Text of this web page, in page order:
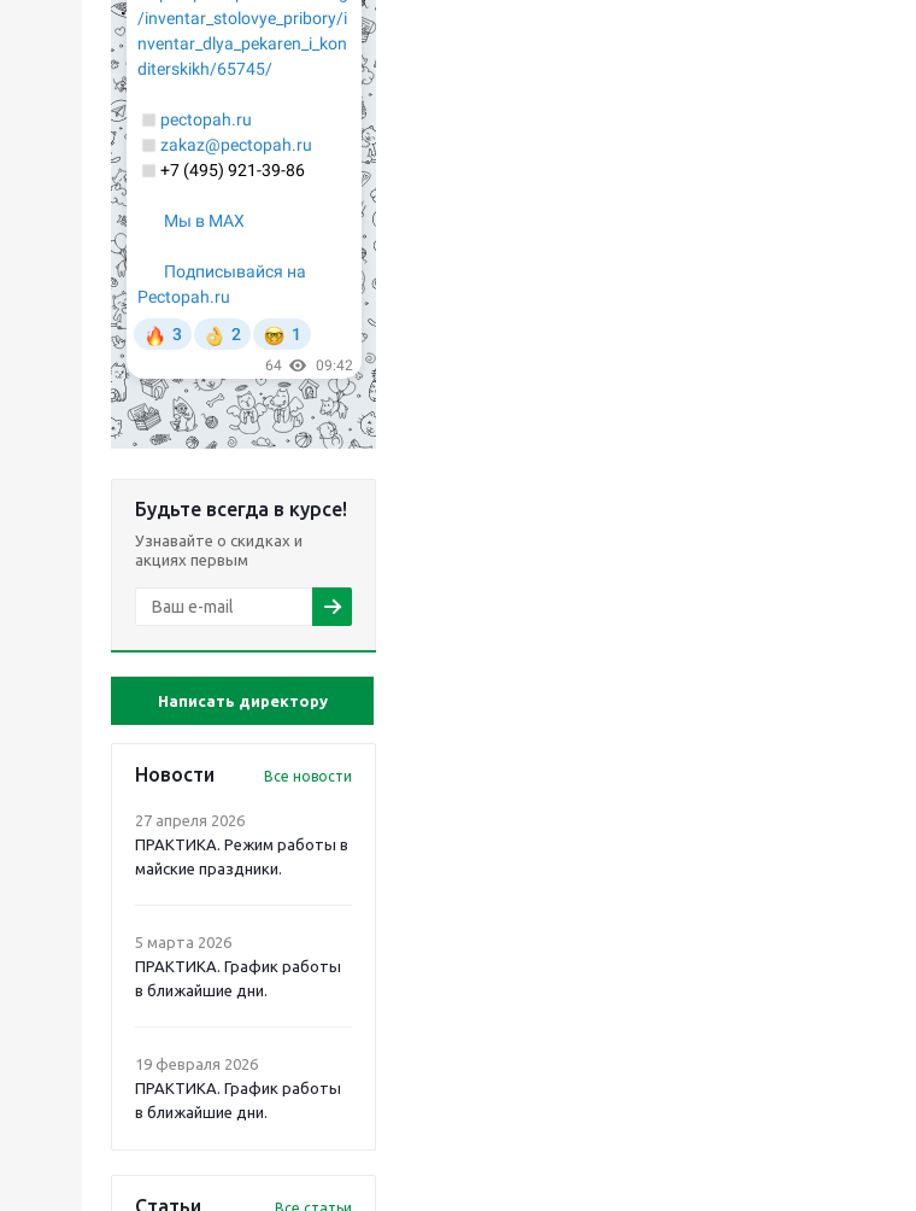
Будьте всегда в курсе!
Узнавайте о скидках и
акциях первым
Написать директору
Новости Все новости
27 апреля 2026
ПРАКТИКА. Режим работы в
майские праздники.
5 марта 2026
ПРАКТИКА. График работы
в ближайшие дни.
19 февраля 2026
ПРАКТИКА. График работы
в ближайшие дни.
Статьи Все статьи